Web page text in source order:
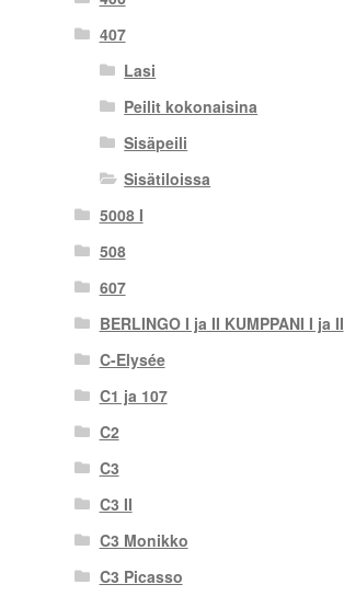
407
Lasi
Peilit kokonaisina
Sisäpeili
Sisätiloissa
5008 I
508
607
BERLINGO I ja II KUMPPANI I ja II
C-Elysée
C1 ja 107
C2
C3
C3 II
C3 Monikko
C3 Picasso